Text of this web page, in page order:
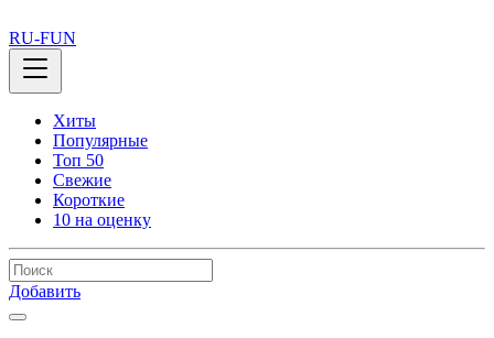
RU-FUN
Хиты
Популярные
Топ 50
Свежие
Короткие
10 на оценку
Добавить